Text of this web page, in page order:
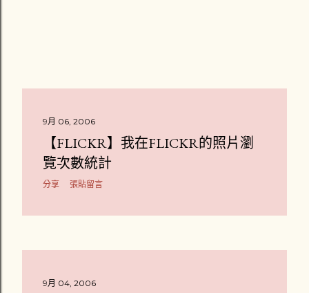
9月 06, 2006
【FLICKR】我在FLICKR的照片瀏
覽次數統計
分享 張貼留言
9月 04, 2006